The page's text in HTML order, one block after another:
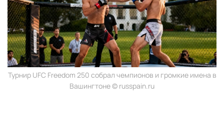
Турнир UFC Freedom 250 собрал чемпионов и громкие имена в
Вашингтоне © russpain.ru